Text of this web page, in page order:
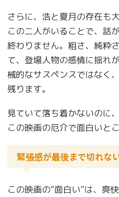
さらに、浩と夏月の存在も
この二人がいることで、話
終わりません。粗さ、純粋
て、登場人物の感情に揺れ
械的なサスペンスではなく
残ります。
見ていて落ち着かないのに
この映画の厄介で面白いと
緊張感が最後まで切れな
この映画の“面白い”は、爽